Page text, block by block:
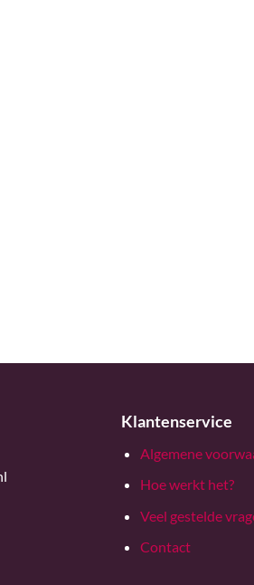
Klantenservice
Algemene
Hoe werkt het?
Veel gestelde
Contact